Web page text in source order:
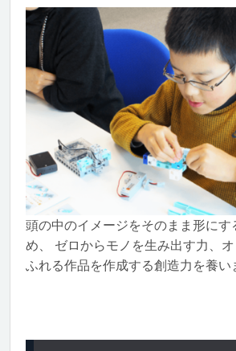
頭の中のイメージをそのまま形にす
め、 ゼロからモノを生み出す力、
ふれる作品を作成する創造力を養い